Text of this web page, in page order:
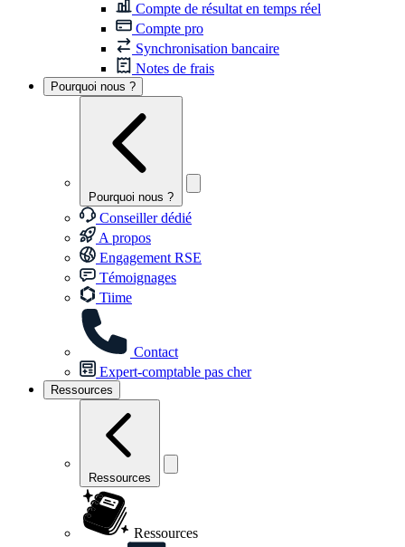
Compte de résultat en temps réel
Compte pro
Synchronisation bancaire
Notes de frais
Pourquoi nous ?
Pourquoi nous ?
Conseiller dédié
A propos
Engagement RSE
Témoignages
Tiime
Contact
Expert-comptable pas cher
Ressources
Ressources
Ressources